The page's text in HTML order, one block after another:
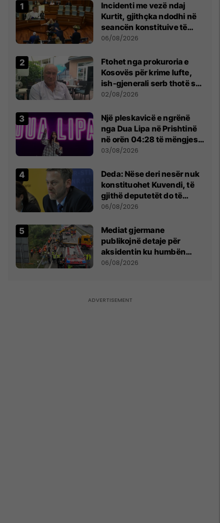
Incidenti me vezë ndaj
Kurtit, gjithçka ndodhi në
seancën konstituive të
Kuvendit
06/08/2026
Ftohet nga prokuroria e
Kosovës për krime lufte,
ish-gjenerali serb thotë se
dikush e tradhtoi në
02/08/2026
Një pleskavicë e ngrënë
nga Dua Lipa në Prishtinë
në orën 04:28 të mëngjesit
- dhe bota digjitale serbe
03/08/2026
Deda: Nëse deri nesër nuk
konstituohet Kuvendi, të
gjithë deputetët do të
bëjnë shkelje të rëndë
06/08/2026
Mediat gjermane
publikojnë detaje për
aksidentin ku humbën
jetën tre mërgimtarë nga
06/08/2026